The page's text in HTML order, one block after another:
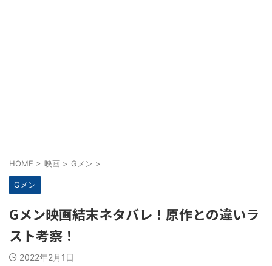
HOME > 映画 > Gメン >
Gメン
Gメン映画結末ネタバレ！原作との違いラ
スト考察！
2022年2月1日